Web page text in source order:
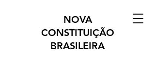
NOVA
CONSTITUIÇÃO
BRASILEIRA